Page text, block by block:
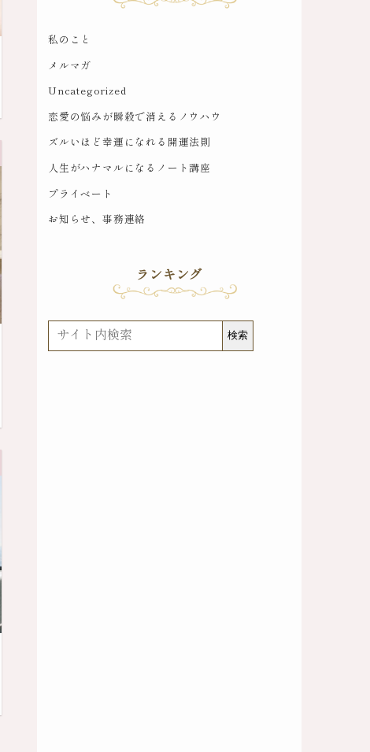
私のこと
メルマガ
Uncategorized
恋愛の悩みが瞬殺で消えるノウハウ
ズルいほど幸運になれる開運法則
人生がハナマルになるノート講座
プライベート
お知らせ、事務連絡
ランキング
索
検索